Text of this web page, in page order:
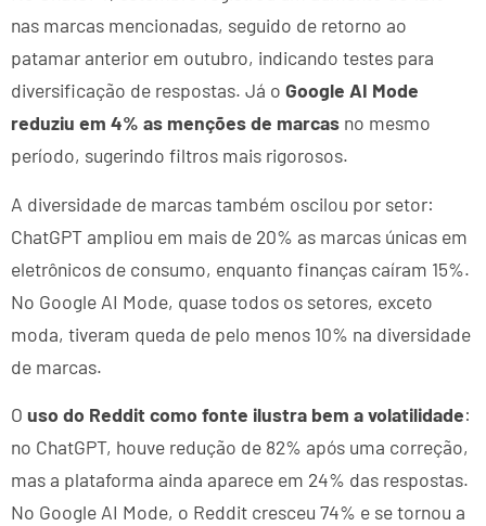
nas marcas mencionadas, seguido de retorno ao
patamar anterior em outubro, indicando testes para
diversificação de respostas. Já o Google AI Mode
reduziu em 4% as menções de marcas no mesmo
período, sugerindo filtros mais rigorosos.
A diversidade de marcas também oscilou por setor:
ChatGPT ampliou em mais de 20% as marcas únicas em
eletrônicos de consumo, enquanto finanças caíram 15%.
No Google AI Mode, quase todos os setores, exceto
moda, tiveram queda de pelo menos 10% na diversidade
de marcas.
O uso do Reddit como fonte ilustra bem a volatilidade:
no ChatGPT, houve redução de 82% após uma correção,
mas a plataforma ainda aparece em 24% das respostas.
No Google AI Mode, o Reddit cresceu 74% e se tornou a